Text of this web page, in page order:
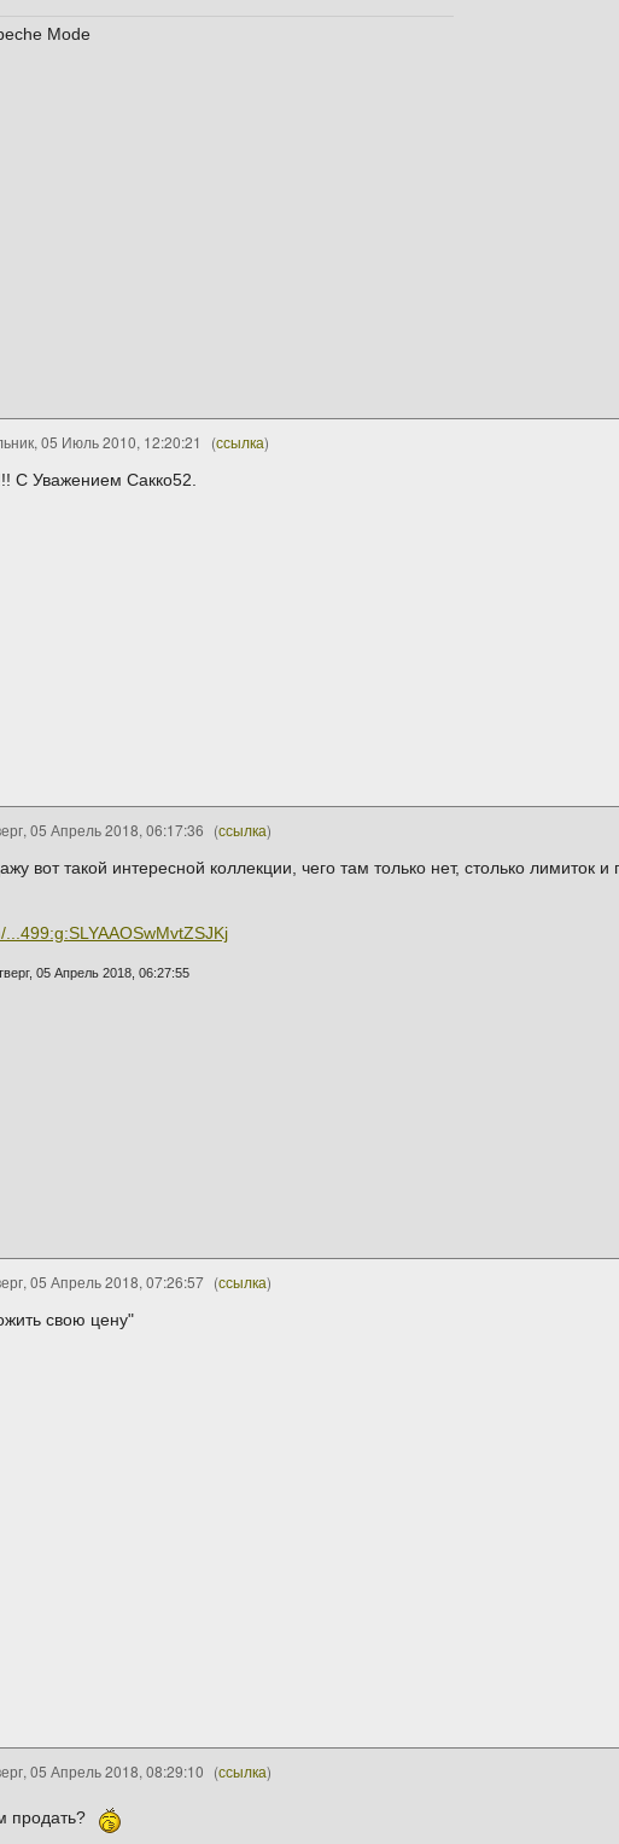
Mode
05 Июль 2010, 12:20:21 (ссылка)
С Уважением Сакко52.
05 Апрель 2018, 06:17:36 (ссылка)
вот такой интересной коллекции, чего там только нет, столько лимиток
05 Апрель 2018, 06:27:55
05 Апрель 2018, 07:26:57 (ссылка)
свою цену"
05 Апрель 2018, 08:29:10 (ссылка)
продать?